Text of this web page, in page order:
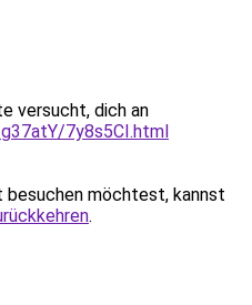
versucht, dich an
7y8s5CI.html
besuchen möchtest, kannst
.